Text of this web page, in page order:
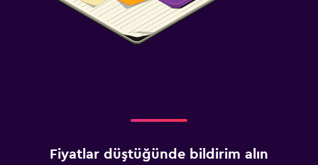
Fiyatlar düştüğünde bildirim alın